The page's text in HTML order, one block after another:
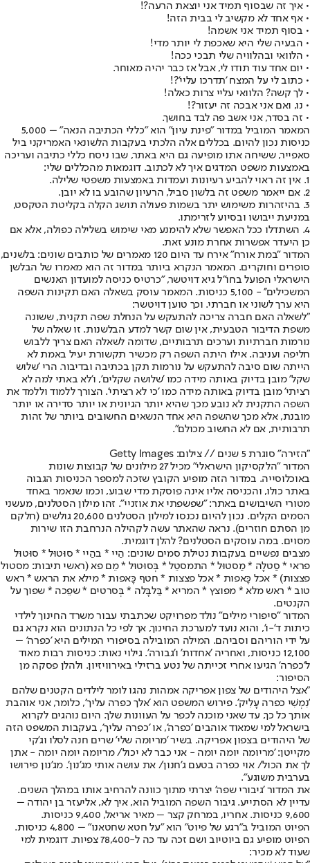
• איך זה שבסוף תמיד אני יוצאת הרעה?!
• אף אחד לא מקשיב לי בבית הזה!
• בסוף תמיד אני אשמה!
• הבעיה שלי היא שאכפת לי יותר מדי!
• הלוואי ובהלוויה שלי תבכי ככה!
• יום אחד עוד תודו לי, אבל אז כבר יהיה מאוחר.
• כתוב לי על המצח 'תדרכו עליי'?!
• לך קשה? הלוואי עליי צרות כאלה!
• נו, ואם אני אבכה זה יעזור?!
• זה בסדר, אני אשב פה לבד בחושך.
המאמר המוביל במדור "פינת עיון" הוא "כללי הכתיבה הנאה" – 5,000
כניסות נכון להיום. בכללים אלה הלכתי בעקבות הלשונאי האמריקני ביל
סאפייר, ששיחה אתו מופיעה גם היא באתר, שבו ניסח כללי כתיבה ועריכה
באמצעות משפט המדגים איך לא לכתוב. דוגמאות מהכללים שלי:
1. אין זה ראוי להביע רעיונות ועמדות באמצעות משפטי שלילה.
2. אם ייאמר משפט זה בלשון סביל, הרעיון שהובע בו לא יובן.
3. בהיזהרות משימוש יתר בשמות פעולה תושג הקלה בקליטת הטקסט,
במניעת ייבושו ובסיוע לזרימתו.
4. השתדלו ככל האפשר שלא להימנע מאי שימוש בשלילה כפולה, אלא אם
כן היעדר אפשרות אחרת מונע זאת.
המדור "במת אורח" אירח עד היום 120 מאמרים של כותבים שונים: בלשנים,
סופרים וחוקרים. המאמר הנקרא ביותר במדור זה הוא מאמרו של הבלשן
הישראלי הפועל בחו"ל גיא דויטשר, "כרטיס כניסה למועדון האנשים
המשכילים'' - 5,100 כניסות. המאמר עוסק בשאלה האם תקינות השפה
היא ערך לשוני או חברתי. וכך טוען דויטשר:
"לשאלה האם חברה צריכה להתעקש על הנחלת שפה תקנית, ששונה
משפת הדיבור הטבעית, אין שום קשר למדע הבלשנות. זו שאלה של
נורמות חברתיות וערכים תרבותיים, שדומה לשאלה האם צריך ללבוש
חליפה ועניבה. אילו היתה השפה רק מכשיר תקשורת יעיל באמת לא
הייתה שום סיבה להתעקש על נורמות תקן בכתיבה ובדיבור. הרי 'שלוש
שקל' מובן בדיוק באותה מידה כמו 'שלושה שקלים', ו'לא באתי למה לא
רציתי' מובן בדיוק באותה מידה כמו 'כי לא רציתי'. הצורך ללמוד וללמד את
השפה התקנית לא נובע מכך שהיא יותר הגיונית או יותר סדירה או יותר
מובנת, אלא מכך שהשפה היא אחד הנשאים החשובים ביותר של זהות
תרבותית, אם לא החשוב מכולם".
"הזירה" סוגרת 5 שנים // צילום: Getty Images
המדור "הלקסיקון הישראלי" מכיל 27 מילונים של קבוצות שונות
באוכלוסייה. במדור הזה מופיע הקובץ שזכה למספר הכניסות הגבוה
באתר כולו, והכניסה אליו אינה פוסקת מדי שבוע, וכמו שנאמר באחד
מטורי השיבושים באתר: "שפשפתי את אוזניי". זהו מילון הסטלנים, מעשני
הסמים הקלים. נכון להיום נכנסו למילון הסטלנים 20,600 גולשים (חלקם
מן הסתם חוזרים). נראה שהאתר עשה לקהילה הנרחבת הזו שירות
מסוים. במה עוסקים הסטלנים? להלן דוגמית.
מצבים נפשיים בעקבות נטילת סמים שונים: הַיי * בהַיי * סוּטוּל * סוּטוּל
פראי * סַטלָה * מַסטוּל * התמסטֵל * בְּסוּטוּל * מֵם פא (ראשי תיבות: מסטול
פצצות) * אכל כָּאפות * אכל פצצות * חטף כָּאפות * מילא את הראש * ראש
טוב * ראש מלא * מפוצץ * המריא * בַּלבָּלה * בְּסרטים * שפֵכה * שפוך על
הקנטים.
המדור "סיפורי מילים" נולד מפרויקט שכתבתי עבור משרד החינוך לילדי
כיתות ד'-ו', והוא נועד למערכת החינוך, אך לפי כל הנתונים הוא נקרא גם
על ידי הוריהם וסביהם. המילה המובילה בסיפורי המילים היא 'כפרה' –
12,100 כניסות, ואחריה 'אחדות' ו'גבורה'. גילוי נאות: כניסות רבות מאוד
ל'כפרה' הגיעו אחרי זכייתה של נטע ברזילי באירוויזיון. ולהלן פסקה מן
הסיפור:
"אצל היהודים של צפון אפריקה אמהות נהגו לומר לילדים הקטנים שלהם
'נִמְשִׁי כפרה עָלִיק'. פירוש המשפט הוא 'אלך כפרה עליך', כלומר, אני אוהבת
אותך כל כך, עד שאני מוכנה לכפר על העוונות שלך. היום נוהגים לקרוא
בישראל למי שמאוד אוהבים 'כפרה', או 'כפרה עליך', בעקבות המשפט הזה
של היהודים בצפון אפריקה. בשיר 'מריומה שלי' שרים חנה לסלו וג'קי
מקייטן: 'מריומה יומה יומה - אני כבר לא יכול/ מריומה יומה יומה - אתן
לך את הכול/ אוי כפרה בטעם ג'חנון/ את עושה אותי מג'נון'. מג'נון פירושו
בערבית משוגע".
את המדור 'גיבורי שפה' יצרתי מתוך כוונה להרחיב אותו במהלך השנים.
עדיין לא הסתייע. גיבור השפה המוביל הוא, איך לא, אליעזר בן יהודה –
9,600 כניסות. אחריו, במרחק קצר – מאיר אריאל, 9,400 כניסות.
הפיוט המוביל ב"רגע של פיוט" הוא "על חטא שחטאנו" – 4,800 כניסות.
הפיוט מופיע גם ביוטיוב ושם זכה עד כה ל-78,400 צפיות. דוגמית למי
שעוד לא מכיר: